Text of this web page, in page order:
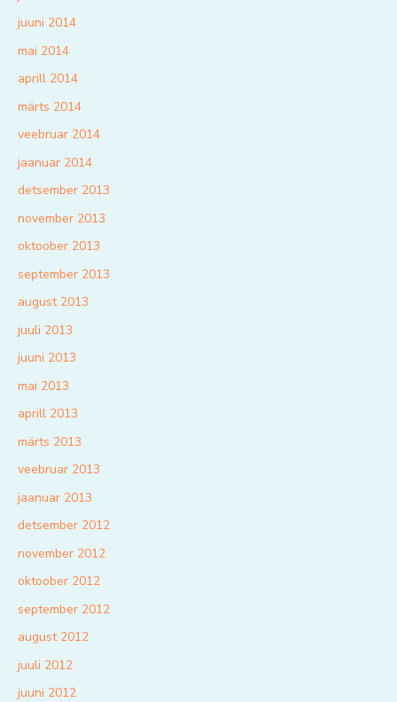
juuni 2014
mai 2014
aprill 2014
märts 2014
veebruar 2014
jaanuar 2014
detsember 2013
november 2013
oktoober 2013
september 2013
august 2013
juuli 2013
juuni 2013
mai 2013
aprill 2013
märts 2013
veebruar 2013
jaanuar 2013
detsember 2012
november 2012
oktoober 2012
september 2012
august 2012
juuli 2012
juuni 2012